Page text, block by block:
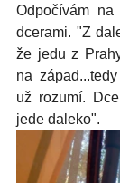
Odpočívám
dcerami. "Z
že jedu z
na
už rozumí.
jede daleko".